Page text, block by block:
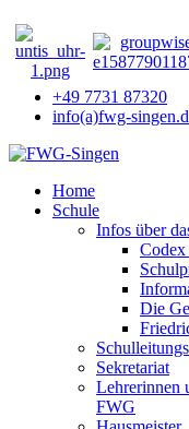
+49 7731 87320
info(a)fwg-
Home
Schule
Infos über
Codex
Die
Sekretariat
Lehrerinnen
FWG